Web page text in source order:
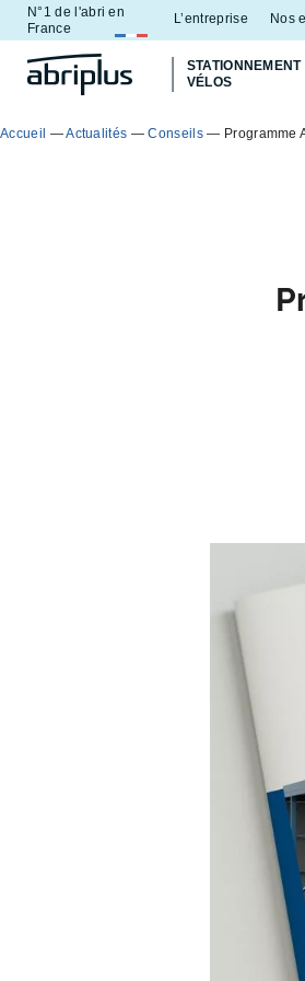
Aller
au
menu
Aller au
contenu
STATIONNEMENT
VÉLOS
N°1 de l'abri en
France
L’entreprise Nos
Accueil —Actualités —Conseils— Programme